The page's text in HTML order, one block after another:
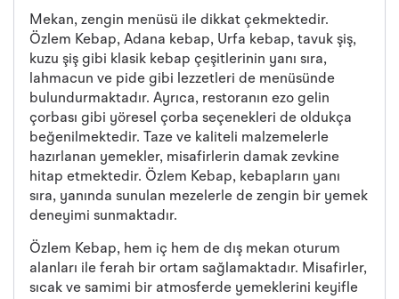
Mekan, zengin menüsü ile dikkat çekmektedir.
Özlem Kebap, Adana kebap, Urfa kebap, tavuk şiş,
kuzu şiş gibi klasik kebap çeşitlerinin yanı sıra,
lahmacun ve pide gibi lezzetleri de menüsünde
bulundurmaktadır. Ayrıca, restoranın ezo gelin
çorbası gibi yöresel çorba seçenekleri de oldukça
beğenilmektedir. Taze ve kaliteli malzemelerle
hazırlanan yemekler, misafirlerin damak zevkine
hitap etmektedir. Özlem Kebap, kebapların yanı
sıra, yanında sunulan mezelerle de zengin bir yemek
deneyimi sunmaktadır.
Özlem Kebap, hem iç hem de dış mekan oturum
alanları ile ferah bir ortam sağlamaktadır. Misafirler,
sıcak ve samimi bir atmosferde yemeklerini keyifle